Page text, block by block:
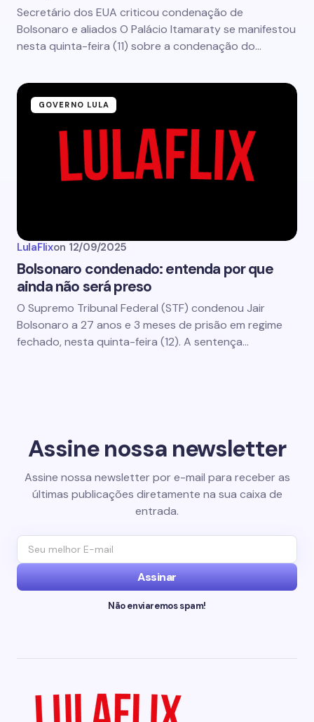
Secretário dos EUA criticou condenação de
Bolsonaro e aliados O Palácio Itamaraty se manifestou
nesta quinta-feira (11) sobre a condenação do…
GOVERNO LULA
LulaFlixon 12/09/2025
Bolsonaro condenado: entenda por que
ainda não será preso
O Supremo Tribunal Federal (STF) condenou Jair
Bolsonaro a 27 anos e 3 meses de prisão em regime
fechado, nesta quinta-feira (12). A sentença…
Assine nossa newsletter
Assine nossa newsletter por e-mail para receber as
últimas publicações diretamente na sua caixa de
entrada.
Assinar
Não enviaremos spam!